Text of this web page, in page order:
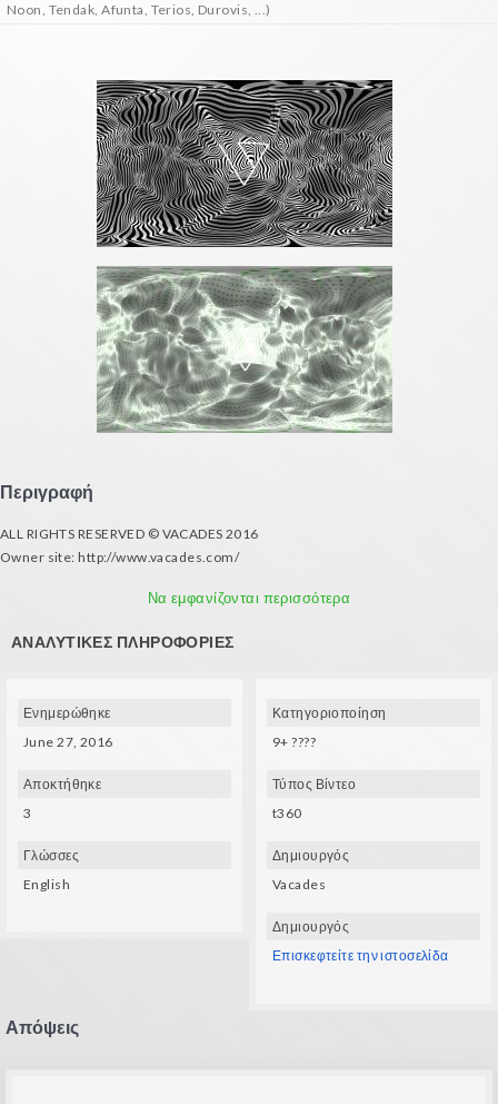
Noon, Tendak, Afunta, Terios, Durovis, ...)
Περιγραφή
ALL RIGHTS RESERVED © VACADES 2016
Owner site: http://www.vacades.com/
epileptic problems. If in doubt please don't watch.
Να εμφανίζονται περισσότερα
ΑΝΑΛΥΤΙΚΈΣ ΠΛΗΡΟΦΟΡΊΕΣ
Ενημερώθηκε
June 27, 2016
Αποκτήθηκε
3
Γλώσσες
English
Κατηγοριοποίηση
9+ ????
Τύπος Βίντεο
t360
Δημιουργός
Vacades
Δημιουργός
Επισκεφτείτε την ιστοσελίδα
Απόψεις